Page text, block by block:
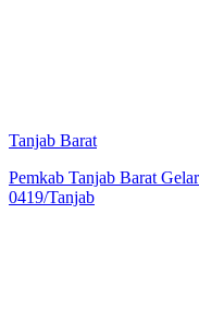
Tanjab Barat
Pemkab Tanjab Barat
0419/Tanjab